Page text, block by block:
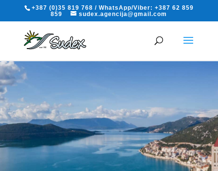
+387 (0)35 819 768 / WhatsApp/Viber: +387 62 859
859
sudex.agencija@gmail.com